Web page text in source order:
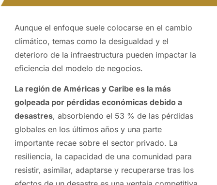
Aunque el enfoque suele colocarse en el cambio
climático, temas como la desigualdad y el
deterioro de la infraestructura pueden impactar la
eficiencia del modelo de negocios.
La región de Américas y Caribe es la más
golpeada por pérdidas económicas debido a
desastres, absorbiendo el 53 % de las pérdidas
globales en los últimos años y una parte
importante recae sobre el sector privado. La
resiliencia, la capacidad de una comunidad para
resistir, asimilar, adaptarse y recuperarse tras los